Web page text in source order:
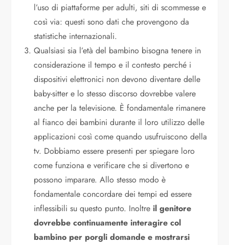
l’uso di piattaforme per adulti, siti di scommesse e
così via: questi sono dati che provengono da
statistiche internazionali.
Qualsiasi sia l’età del bambino bisogna tenere in
considerazione il tempo e il contesto perché i
dispositivi elettronici non devono diventare delle
baby-sitter e lo stesso discorso dovrebbe valere
anche per la televisione. È fondamentale rimanere
al fianco dei bambini durante il loro utilizzo delle
applicazioni così come quando usufruiscono della
tv. Dobbiamo essere presenti per spiegare loro
come funziona e verificare che si divertono e
possono imparare. Allo stesso modo è
fondamentale concordare dei tempi ed essere
inflessibili su questo punto. Inoltre il genitore
dovrebbe continuamente interagire col
bambino per porgli domande e mostrarsi